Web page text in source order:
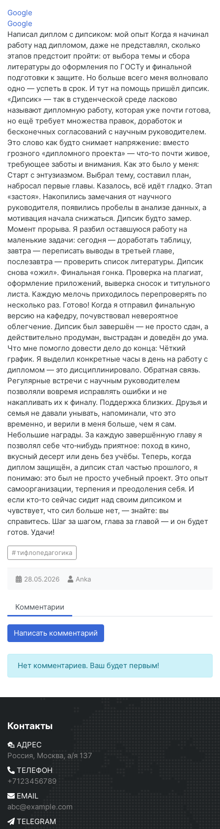
Google
Google
Написал диплом с дипсиком: мой опыт Когда я начинал
работу над дипломом, даже не представлял, сколько
этапов предстоит пройти: от выбора темы и сбора
литературы до оформления по ГОСТу и финальной
подготовки к защите. Но больше всего меня волновало
одно — успеть в срок. И тут на помощь пришёл дипсик.
«Дипсик» — так в студенческой среде ласково
называют дипломную работу, которая уже почти готова,
но ещё требует множества правок, доработок и
бесконечных согласований с научным руководителем.
Это слово как будто снимает напряжение: вместо
грозного «дипломного проекта» — что‑то почти живое,
требующее заботы и внимания. Как это было у меня:
Старт с энтузиазмом. Выбрал тему, составил план,
набросал первые главы. Казалось, всё идёт гладко. Этап
«застоя». Накопились замечания от научного
руководителя, появились пробелы в анализе данных, а
мотивация начала снижаться. Дипсик будто замер.
Момент прорыва. Я разбил оставшуюся работу на
маленькие задачи: сегодня — доработать таблицу,
завтра — переписать выводы в третьей главе,
послезавтра — проверить список литературы. Дипсик
снова «ожил». Финальная гонка. Проверка на плагиат,
оформление приложений, выверка сносок и титульного
листа. Каждую мелочь приходилось перепроверять по
несколько раз. Готово! Когда я отправил финальную
версию на кафедру, почувствовал невероятное
облегчение. Дипсик был завершён — не просто сдан, а
действительно продуман, выстрадан и доведён до ума.
Что мне помогло довести дело до конца: Чёткий
график. Я выделил конкретные часы в день на работу с
дипломом — это дисциплинировало. Обратная связь.
Регулярные встречи с научным руководителем
позволяли вовремя исправлять ошибки и не
накапливать их к финалу. Поддержка близких. Друзья и
семья не давали унывать, напоминали, что это
временно, и верили в меня больше, чем я сам.
Небольшие награды. За каждую завершённую главу я
позволял себе что‑нибудь приятное: поход в кино,
вкусный десерт или день без учёбы. Теперь, когда
диплом защищён, а дипсик стал частью прошлого, я
понимаю: это был не просто учебный проект. Это опыт
самоорганизации, терпения и преодоления себя. И
если кто‑то сейчас сидит над своим дипсиком и
чувствует, что сил больше нет, — знайте: вы
справитесь. Шаг за шагом, глава за главой — и он будет
готов. Удачи!
тифлопедагогика
28.05.2026 Anka
Комментарии
Написать комментарий
Нет комментариев. Ваш будет первым!
Контакты
АДРЕС
Россия, Москва, а/я 137
ТЕЛЕФОН
+7123456789
EMAIL
abc@example.com
TELEGRAM